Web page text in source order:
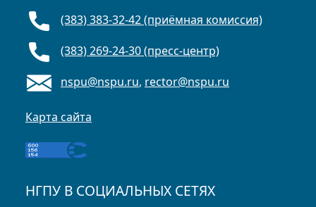
(383) 383-32-42 (приёмная комиссия)
(383) 269-24-30 (пресс-центр)
nspu@nspu.ru, rector@nspu.ru
Карта сайта
НГПУ В СОЦИАЛЬНЫХ СЕТЯХ